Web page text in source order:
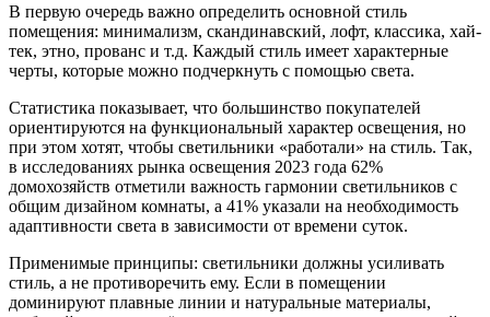
В первую очередь важно определить основной стиль
помещения: минимализм, скандинавский, лофт, классика, хай-
тек, этно, прованс и т.д. Каждый стиль имеет характерные
черты, которые можно подчеркнуть с помощью света.
Статистика показывает, что большинство покупателей
ориентируются на функциональный характер освещения, но
при этом хотят, чтобы светильники «работали» на стиль. Так,
в исследованиях рынка освещения 2023 года 62%
домохозяйств отметили важность гармонии светильников с
общим дизайном комнаты, а 41% указали на необходимость
адаптивности света в зависимости от времени суток.
Применимые принципы: светильники должны усиливать
стиль, а не противоречить ему. Если в помещении
доминируют плавные линии и натуральные материалы,